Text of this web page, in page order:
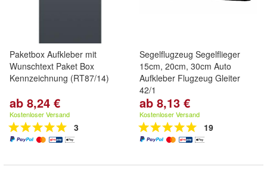
Paketbox Aufkleber mit
Wunschtext Paket Box
Kennzeichnung (RT87/14)
ab 8,24 €
Kostenloser Versand
3
Segelflugzeug Segelflieger
15cm, 20cm, 30cm Auto
Aufkleber Flugzeug Gleiter
42/1
ab 8,13 €
Kostenloser Versand
19